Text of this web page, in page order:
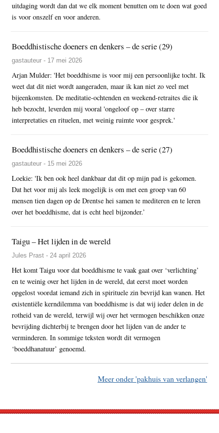
uitdaging wordt dan dat we elk moment benutten om te doen wat goed
is voor onszelf en voor anderen.
Boeddhistische doeners en denkers – de serie (29)
gastauteur - 17 mei 2026
Arjan Mulder: 'Het boeddhisme is voor mij een persoonlijke tocht. Ik
weet dat dit niet wordt aangeraden, maar ik kan niet zo veel met
bijeenkomsten. De meditatie-ochtenden en weekend-retraites die ik
heb bezocht, leverden mij vooral 'ongeloof op – over starre
interpretaties en rituelen, met weinig ruimte voor gesprek.'
Boeddhistische doeners en denkers – de serie (27)
gastauteur - 15 mei 2026
Loekie: 'Ik ben ook heel dankbaar dat dit op mijn pad is gekomen.
Dat het voor mij als leek mogelijk is om met een groep van 60
mensen tien dagen op de Drentse hei samen te mediteren en te leren
over het boeddhisme, dat is echt heel bijzonder.’
Taigu – Het lijden in de wereld
Jules Prast - 24 april 2026
Het komt Taigu voor dat boeddhisme te vaak gaat over ‘verlichting’
en te weinig over het lijden in de wereld, dat eerst moet worden
opgelost voordat iemand zich in spirituele zin bevrijd kan wanen. Het
existentiële kerndilemma van boeddhisme is dat wij ieder delen in de
rotheid van de wereld, terwijl wij over het vermogen beschikken onze
bevrijding dichterbij te brengen door het lijden van de ander te
verminderen. In sommige teksten wordt dit vermogen
‘boeddhanatuur’ genoemd.
Meer onder 'pakhuis van verlangen'